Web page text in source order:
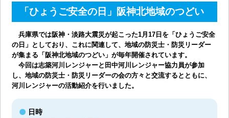
「ひょうご安全の日」阪神北地域のつどい
兵庫県では阪神・淡路大震災が起こった1月17日を「ひょうご安全
の日」としており、これに関連して、地域の防災士・防災リーダー
が集まる「阪神北地域のつどい」が毎年開催されています。
今回は志築河川レンジャーと田中河川レンジャー協力員が参加
し、地域の防災士・防災リーダーの会の方々と交流するとともに、
河川レンジャーの活動紹介を行いました。
日時